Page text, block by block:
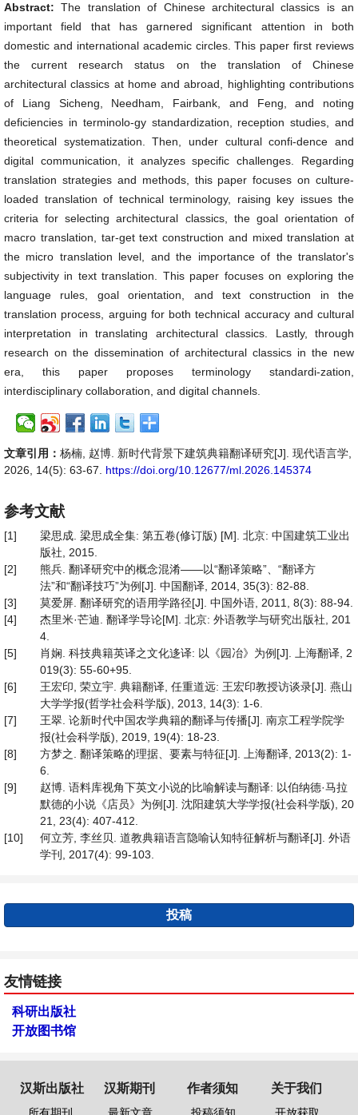
Abstract:The translation of Chinese architectural classics is an
important field that has garnered significant attention in both
domestic and international academic circles. This paper first reviews
the current research status on the translation of Chinese
architectural classics at home and abroad, highlighting contributions
of Liang Sicheng, Needham, Fairbank, and Feng, and noting
deficiencies in terminolo-gy standardization, reception studies, and
theoretical systematization. Then, under cultural confi-dence and
digital communication, it analyzes specific challenges. Regarding
translation strategies and methods, this paper focuses on culture-
loaded translation of technical terminology, raising key issues the
criteria for selecting architectural classics, the goal orientation of
macro translation, tar-get text construction and mixed translation at
the micro translation level, and the importance of the translator's
subjectivity in text translation. This paper focuses on exploring the
language rules, goal orientation, and text construction in the
translation process, arguing for both technical accuracy and cultural
interpretation in translating architectural classics. Lastly, through
research on the dissemination of architectural classics in the new
era, this paper proposes terminology standardi-zation,
interdisciplinary collaboration, and digital channels.
文章引用： 杨楠, 赵博. 新时代背景下建筑典籍翻译研究[J]. 现代语言学,
2026, 14(5): 63-67. https://doi.org/10.12677/ml.2026.145374
参考文献
[1]
梁思成. 梁思成全集: 第五卷(修订版) [M]. 北京: 中国建筑工业出
版社, 2015.
[2]
熊兵. 翻译研究中的概念混淆——以“翻译策略”、“翻译方
法”和“翻译技巧”为例[J]. 中国翻译, 2014, 35(3): 82-88.
[3]
莫爱屏. 翻译研究的语用学路径[J]. 中国外语, 2011, 8(3): 88-94.
[4]
杰里米·芒迪. 翻译学导论[M]. 北京: 外语教学与研究出版社, 201
4.
[5]
肖娴. 科技典籍英译之文化迻译: 以《园冶》为例[J]. 上海翻译, 2
019(3): 55-60+95.
[6]
王宏印, 荣立宇. 典籍翻译, 任重道远: 王宏印教授访谈录[J]. 燕山
大学学报(哲学社会科学版), 2013, 14(3): 1-6.
[7]
王翠. 论新时代中国农学典籍的翻译与传播[J]. 南京工程学院学
报(社会科学版), 2019, 19(4): 18-23.
[8]
方梦之. 翻译策略的理据、要素与特征[J]. 上海翻译, 2013(2): 1-
6.
[9]
赵博. 语料库视角下英文小说的比喻解读与翻译: 以伯纳德·马拉
默德的小说《店员》为例[J]. 沈阳建筑大学学报(社会科学版), 20
21, 23(4): 407-412.
[10]
何立芳, 李丝贝. 道教典籍语言隐喻认知特征解析与翻译[J]. 外语
学刊, 2017(4): 99-103.
投稿
友情链接
科研出版社
开放图书馆
汉斯出版社 汉斯期刊 作者须知 关于我们